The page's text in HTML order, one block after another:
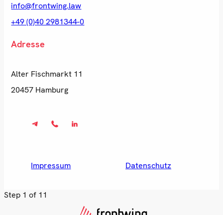
info@frontwing.law
+49 (0)40 2981344-0
Adresse
Alter Fischmarkt 11
20457 Hamburg
Impressum Datenschutz
Step 1 of 11